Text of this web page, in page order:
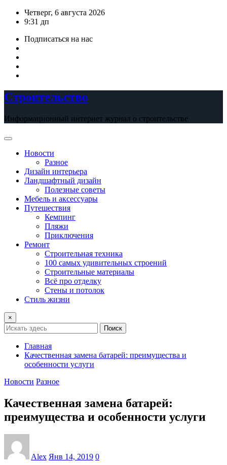
ПерейтиЧетверг, 6 августа 2026
9:31 дп
Подписаться на нас
Строительство
Информационный интернет журнал о строительстве
Новости
Разное
Дизайн интерьера
Ландшафтный дизайн
Полезные советы
Мебель и аксессуары
Путешествия
Кемпинг
Пляжи
Приключения
Ремонт
Строительная техника
100 самых удивительных строений
Строительные материалы
Всё про отделку
Стены и потолок
Стиль жизни
×
Поиск
Главная
Качественная замена батарей: преимущества и
особенности услуги
Новости Разное
Качественная замена батарей:
преимущества и особенности услуги
Alex Янв 14, 2019 0